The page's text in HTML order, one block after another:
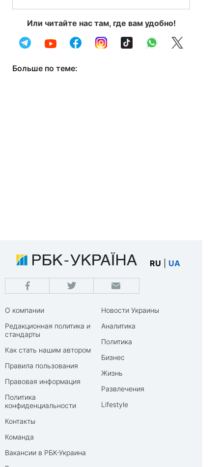
Или читайте нас там, где вам удобно!
Больше по теме:
RU UA
О компании
Редакционная политика и
стандарты
Как стать нашим автором
Правила пользования
Правовая информация
Политика
конфиденциальности
Контакты
Команда
Вакансии в РБК-Украина
Новости Украины
Аналитика
Политика
Бизнес
Жизнь
Развлечения
Lifestyle